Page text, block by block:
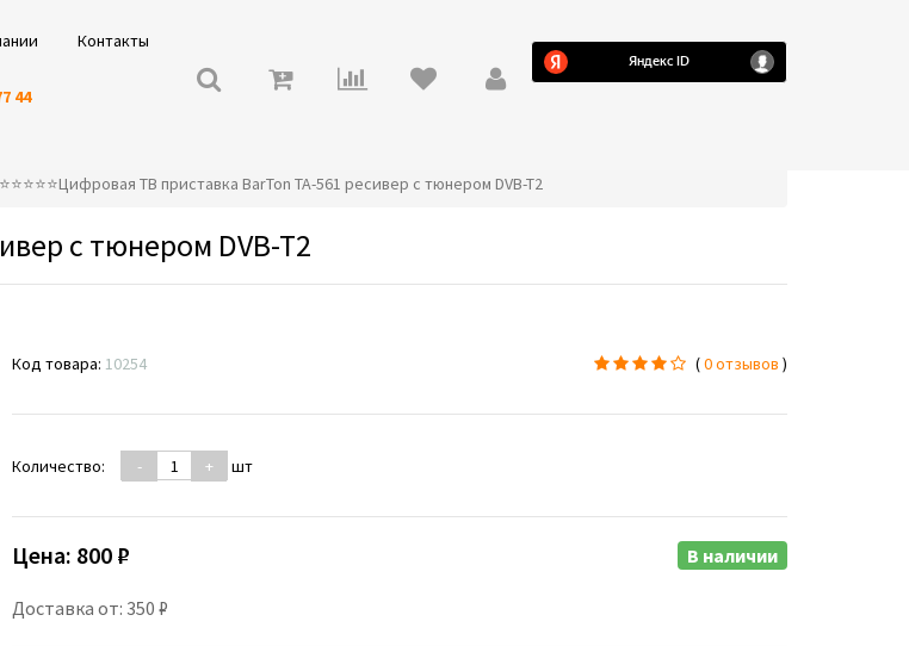
Контакты
44
⭐️⭐️⭐️⭐️⭐️Цифровая ТВ приставка BarTon TA-561 ресивер с тюнером DVB-T2
с тюнером DVB-T2
Код товара: 10254 (0 отзывов )
Количество: - + шт
Цена: 800 ₽
Доставка от: 350 ₽
В наличии